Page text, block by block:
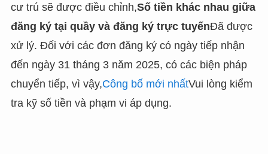
cư trú sẽ được điều chỉnh,Số tiền khác nhau giữa
đăng ký tại quầy và đăng ký trực tuyếnĐã được
xử lý. Đối với các đơn đăng ký có ngày tiếp nhận
đến ngày 31 tháng 3 năm 2025, có các biện pháp
chuyển tiếp, vì vậy,Công bố mới nhấtVui lòng kiểm
tra kỹ số tiền và phạm vi áp dụng.